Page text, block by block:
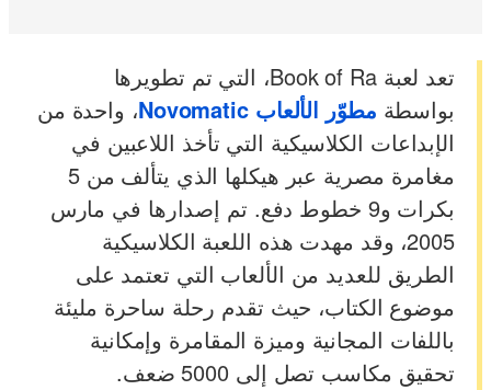
تعد لعبة Book of Ra، التي تم تطويرها
بواسطة مطوّر الألعاب Novomatic
، واحدة من
الإبداعات الكلاسيكية التي تأخذ اللاعبين في
مغامرة مصرية عبر هيكلها الذي يتألف من 5
بكرات و9 خطوط دفع. تم إصدارها في مارس
2005، وقد مهدت هذه اللعبة الكلاسيكية
الطريق للعديد من الألعاب التي تعتمد على
موضوع الكتاب، حيث تقدم رحلة ساحرة مليئة
باللفات المجانية وميزة المقامرة وإمكانية
تحقيق مكاسب تصل إلى 5000 ضعف.